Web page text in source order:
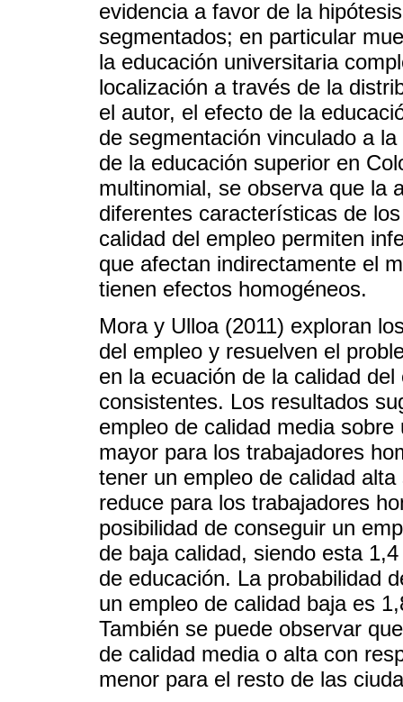
evidencia a favor de la
segmentados; en particular
la educación universitaria
localización a través de la
el autor, el efecto de la
de segmentación vinculado a
de la educación superior en
multinomial, se observa que la
diferentes características de
calidad del empleo permiten
que afectan indirectamente el
tienen efectos homogéneos.
Mora y Ulloa (2011) exploran
del empleo y resuelven el
en la ecuación de la calidad
consistentes. Los resultados
empleo de calidad media
mayor para los trabajadores
tener un empleo de calidad
reduce para los trabajadores
posibilidad de conseguir un
de baja calidad, siendo esta
de educación. La probabilidad
un empleo de calidad baja es
También se puede observar
de calidad media o alta con
menor para el resto de las